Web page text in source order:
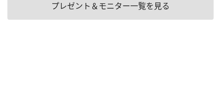
プレゼント＆モニター一覧を見る